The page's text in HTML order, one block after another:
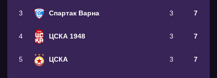
3 Спартак Варна 3 7
4 ЦСКА 1948 3 7
5 ЦСКА 3 7